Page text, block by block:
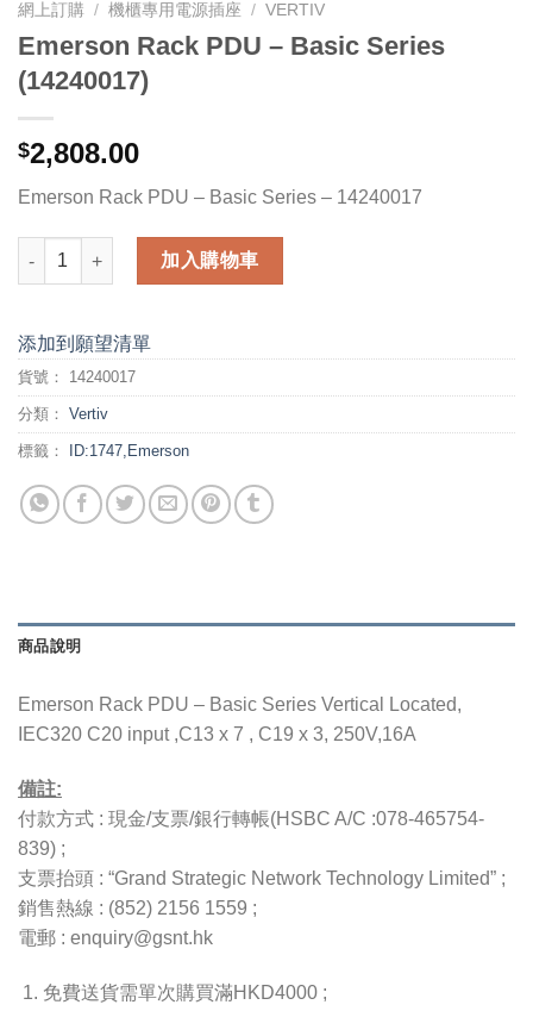
網上訂購 / 機櫃專用電源插座 / VERTIV
Emerson Rack PDU – Basic Series
(14240017)
$2,808.00
Emerson Rack PDU – Basic Series – 14240017
Emerson Rack PDU - Basic Series (14240017) 數量
加入購物車
添加到願望清單
貨號： 14240017
分類： Vertiv
標籤： ID:1747,Emerson
商品說明
Emerson Rack PDU – Basic Series Vertical Located,
IEC320 C20 input ,C13 x 7 , C19 x 3, 250V,16A
備註:
付款方式 : 現金/支票/銀行轉帳(HSBC A/C :078-465754-
839) ;
支票抬頭 : “Grand Strategic Network Technology Limited” ;
銷售熱線 : (852) 2156 1559 ;
電郵 : enquiry@gsnt.hk
免費送貨需單次購買滿HKD4000 ;